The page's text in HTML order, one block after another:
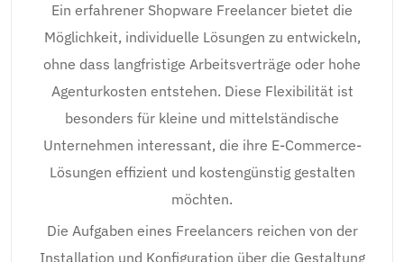
Ein erfahrener Shopware Freelancer bietet die
Möglichkeit, individuelle Lösungen zu entwickeln,
ohne dass langfristige Arbeitsverträge oder hohe
Agenturkosten entstehen. Diese Flexibilität ist
besonders für kleine und mittelständische
Unternehmen interessant, die ihre E-Commerce-
Lösungen effizient und kostengünstig gestalten
möchten.
Die Aufgaben eines Freelancers reichen von der
Installation und Konfiguration über die Gestaltung